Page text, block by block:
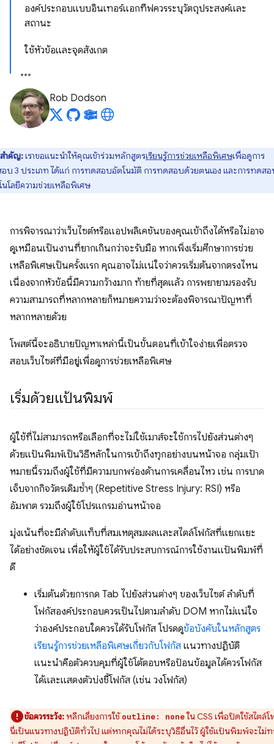
องค์ประกอบแบบอินเทอร์แอกทีฟควรระบุวัตถุประสงค์และ
สถานะ
ใช้หัวข้อและจุดสังเกต
Rob Dodson
สำคัญ:เราขอแนะนำให้คุณเข้าร่วมหลักสูตรเรียนรู้การช่วยเหลือพิเศษเพื่อดูการ
บ 3 ประเภท ได้แก่ การทดสอบอัตโนมัติ การทดสอบด้วยตนเอง และการทดส
นโลยีความช่วยเหลือพิเศษ
การพิจารณาว่าเว็บไซต์หรือแอปพลิเคชันของคุณเข้าถึงได้หรือไม่อาจ
ดูเหมือนเป็นงานที่ยากเกินกว่าจะรับมือ หากเพิ่งเริ่มศึกษาการช่วย
เหลือพิเศษเป็นครั้งแรก คุณอาจไม่แน่ใจว่าควรเริ่มต้นจากตรงไหน
เนื่องจากหัวข้อนี้มีความกว้างมาก ท้ายที่สุดแล้ว การพยายามรองรับ
ความสามารถที่หลากหลายก็หมายความว่าจะต้องพิจารณาปัญหาที่
หลากหลายด้วย
โพสต์นี้จะอธิบายปัญหาเหล่านี้เป็นขั้นตอนที่เข้าใจง่ายเพื่อตรวจ
สอบเว็บไซต์ที่มีอยู่เพื่อดูการช่วยเหลือพิเศษ
เริ่มด้วยแป้นพิมพ์
ผู้ใช้ที่ไม่สามารถหรือเลือกที่จะไม่ใช้เมาส์จะใช้การไปยังส่วนต่างๆ
ด้วยแป้นพิมพ์เป็นวิธีหลักในการเข้าถึงทุกอย่างบนหน้าจอ กลุ่มเป้า
หมายนี้รวมถึงผู้ใช้ที่มีความบกพร่องด้านการเคลื่อนไหว เช่น การบาด
เจ็บจากกิจวัตรเดิมซ้ำๆ (Repetitive Stress Injury: RSI) หรือ
อัมพาต รวมถึงผู้ใช้โปรแกรมอ่านหน้าจอ
มุ่งเน้นที่จะมีลําดับแท็บที่สมเหตุสมผลและสไตล์โฟกัสที่แยกแยะ
ได้อย่างชัดเจน เพื่อให้ผู้ใช้ได้รับประสบการณ์การใช้งานแป้นพิมพ์ที่
ดี
เริ่มต้นด้วยการกด Tab ไปยังส่วนต่างๆ ของเว็บไซต์ ลําดับที่
โฟกัสองค์ประกอบควรเป็นไปตามลําดับ DOM หากไม่แน่ใจ
ว่าองค์ประกอบใดควรได้รับโฟกัส โปรดดูข้อบังคับในหลักสูตร
เรียนรู้การช่วยเหลือพิเศษเกี่ยวกับโฟกัส แนวทางปฏิบัติ
แนะนำคือตัวควบคุมที่ผู้ใช้โต้ตอบหรือป้อนข้อมูลได้ควรโฟกัส
ได้และแสดงตัวบ่งชี้โฟกัส (เช่น วงโฟกัส)
ข้อควรระวัง:หลีกเลี่ยงการใช้outline: noneใน CSS เพื่อปิดใช้สไตล์
นี่เป็นแนวทางปฏิบัติทั่วไป แต่หากคุณไม่ได้ระบุวิธีอื่นไว้ ผู้ใช้แป้นพิมพ์จะไม่ท